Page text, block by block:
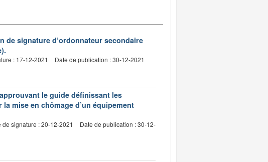
de signature d’ordonnateur secondaire
: 17-12-2021 Date de publication : 30-12-2021
le guide définissant les
mise en chômage d’un équipement
de signature : 20-12-2021
Date de publication : 30-12-